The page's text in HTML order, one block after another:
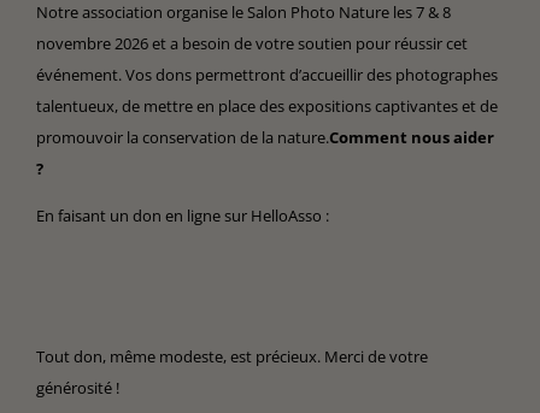
Notre association organise le Salon Photo Nature les 7 & 8
novembre 2026 et a besoin de votre soutien pour réussir cet
événement. Vos dons permettront d’accueillir des photographes
talentueux, de mettre en place des expositions captivantes et de
promouvoir la conservation de la nature.Comment nous aider
?
En faisant un don en ligne sur HelloAsso :
Tout don, même modeste, est précieux. Merci de votre
générosité !